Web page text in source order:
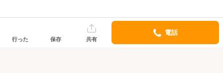
行った 保存 共有
電話